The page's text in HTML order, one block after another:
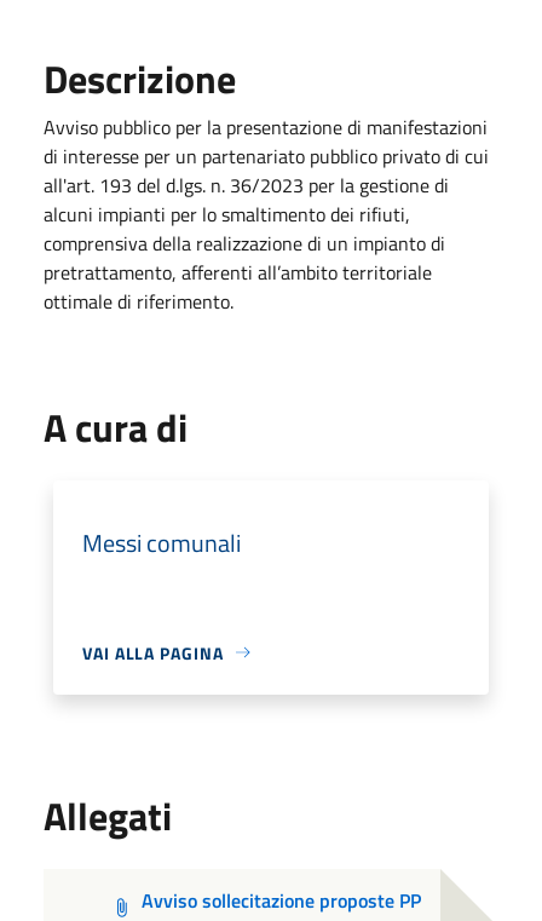
Descrizione
Avviso pubblico per la presentazione di manifestazioni
di interesse per un partenariato pubblico privato di cui
all'art. 193 del d.lgs. n. 36/2023 per la gestione di
alcuni impianti per lo smaltimento dei rifiuti,
comprensiva della realizzazione di un impianto di
pretrattamento, afferenti all’ambito territoriale
ottimale di riferimento.
A cura di
Messi comunali
VAI ALLA PAGINA
Allegati
Avviso sollecitazione proposte PP